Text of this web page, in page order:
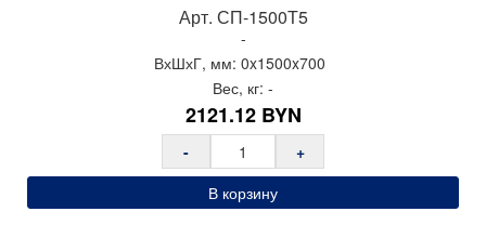
Арт. СП-1500Т5
-
ВхШхГ, мм: 0x1500x700
Вес, кг: -
2121.12 BYN
-
+
В корзину